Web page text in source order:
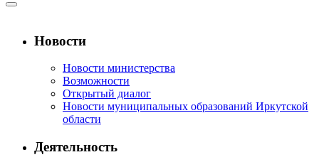
Новости
Новости министерства
Возможности
Открытый диалог
Новости муниципальных образований Иркутской
области
Деятельность